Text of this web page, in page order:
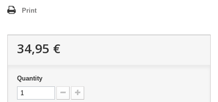
Print
34,95 €
Quantity